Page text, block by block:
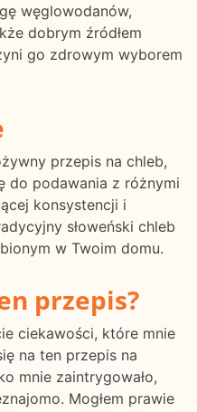
węglowodanów,
dobrym źródłem
go zdrowym wyborem
przepis na chleb,
do podawania z różnymi
konsystencji i
słoweński chleb
w Twoim domu.
przepis?
ciekawości, które mnie
na ten przepis na
mnie zaintrygowało,
Mogłem prawie